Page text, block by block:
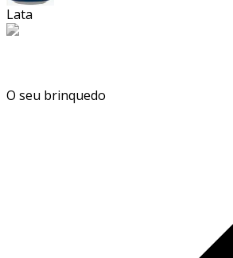
Lata
O seu brinquedo